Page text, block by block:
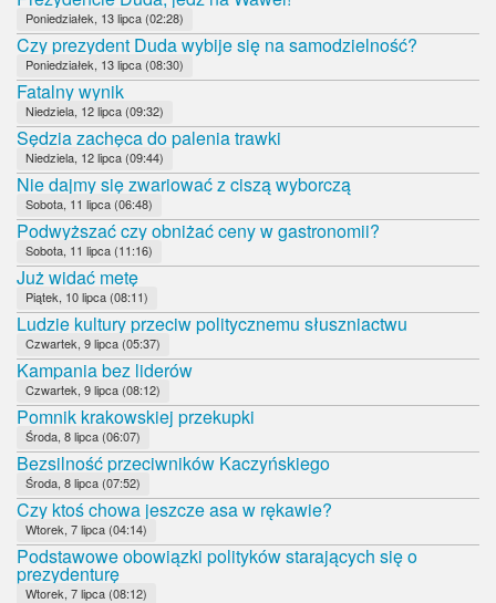
Poniedziałek, 13 lipca (02:28)
Czy prezydent Duda wybije się na samodzielność?
Poniedziałek, 13 lipca (08:30)
Fatalny wynik
Niedziela, 12 lipca (09:32)
Sędzia zachęca do palenia trawki
Niedziela, 12 lipca (09:44)
Nie dajmy się zwariować z ciszą wyborczą
Sobota, 11 lipca (06:48)
Podwyższać czy obniżać ceny w gastronomii?
Sobota, 11 lipca (11:16)
Już widać metę
Piątek, 10 lipca (08:11)
Ludzie kultury przeciw politycznemu słuszniactwu
Czwartek, 9 lipca (05:37)
Kampania bez liderów
Czwartek, 9 lipca (08:12)
Pomnik krakowskiej przekupki
Środa, 8 lipca (06:07)
Bezsilność przeciwników Kaczyńskiego
Środa, 8 lipca (07:52)
Czy ktoś chowa jeszcze asa w rękawie?
Wtorek, 7 lipca (04:14)
Podstawowe obowiązki polityków starających się o
prezydenturę
Wtorek, 7 lipca (08:12)